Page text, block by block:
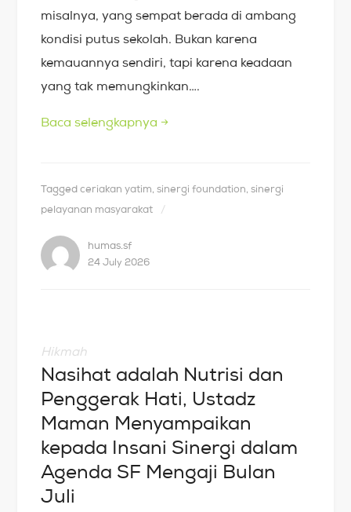
misalnya, yang sempat berada di ambang
kondisi putus sekolah. Bukan karena
kemauannya sendiri, tapi karena keadaan
yang tak memungkinkan….
Baca selengkapnya →
Taggedceriakan yatim,sinergi foundation,sinergi
pelayanan masyarakat
humas.sf
24 July 2026
Hikmah
Nasihat adalah Nutrisi dan
Penggerak Hati, Ustadz
Maman Menyampaikan
kepada Insani Sinergi dalam
Agenda SF Mengaji Bulan
Juli